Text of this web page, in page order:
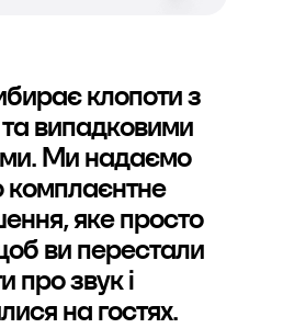
клопоти з
та випадковими
Ми надаємо
комплаєнтне
яке просто
ви перестали
про звук і
на гостях.